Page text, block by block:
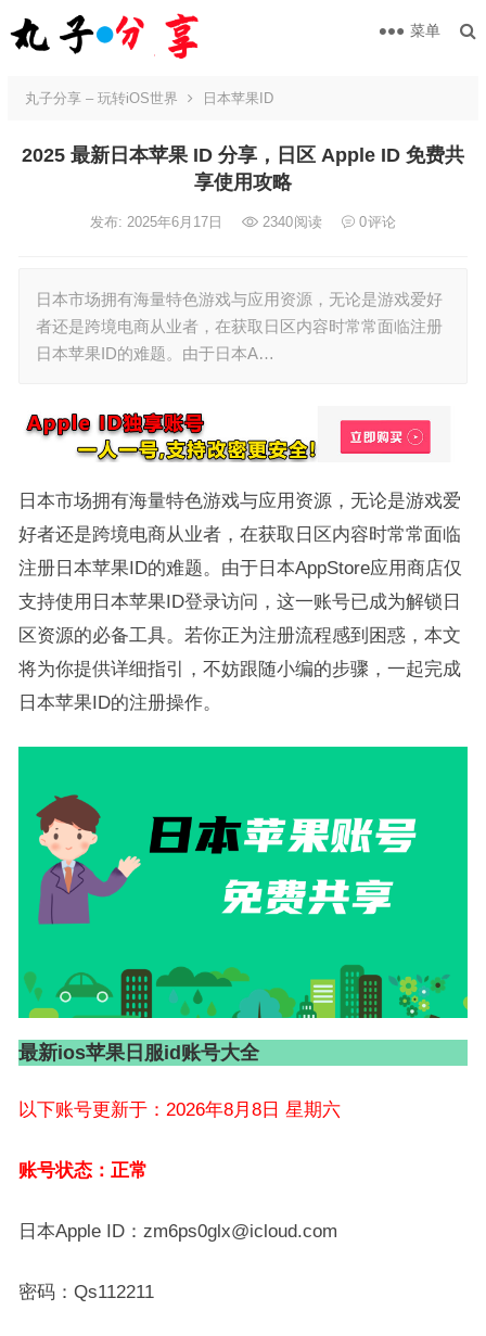
菜单
丸子分享 – 玩转iOS世界 日本苹果ID
2025 最新日本苹果 ID 分享，日区 Apple ID 免费共
享使用攻略
发布: 2025年6月17日 2340阅读 0评论
日本市场拥有海量特色游戏与应用资源，无论是游戏爱好
者还是跨境电商从业者，在获取日区内容时常常面临注册
日本苹果ID的难题。由于日本A…
日本市场拥有海量特色游戏与应用资源，无论是游戏爱
好者还是跨境电商从业者，在获取日区内容时常常面临
注册日本苹果ID的难题。由于日本AppStore应用商店仅
支持使用日本苹果ID登录访问，这一账号已成为解锁日
区资源的必备工具。若你正为注册流程感到困惑，本文
将为你提供详细指引，不妨跟随小编的步骤，一起完成
日本苹果ID的注册操作。
最新ios苹果日服id账号大全
以下账号更新于：2026年8月8日 星期六
账号状态：正常
日本Apple ID：zm6ps0glx@icloud.com
密码：Qs112211